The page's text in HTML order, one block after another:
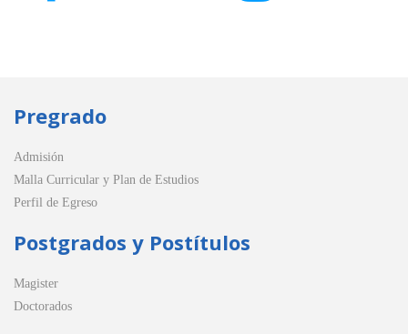
Pregrado
Admisión
Malla Curricular y Plan de Estudios
Perfil de Egreso
Postgrados y Postítulos
Magister
Doctorados